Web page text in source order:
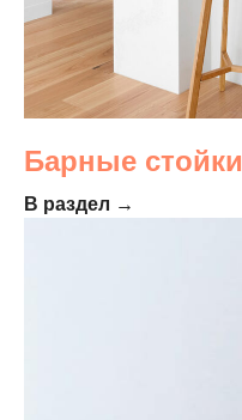
Барные стойки
В раздел →